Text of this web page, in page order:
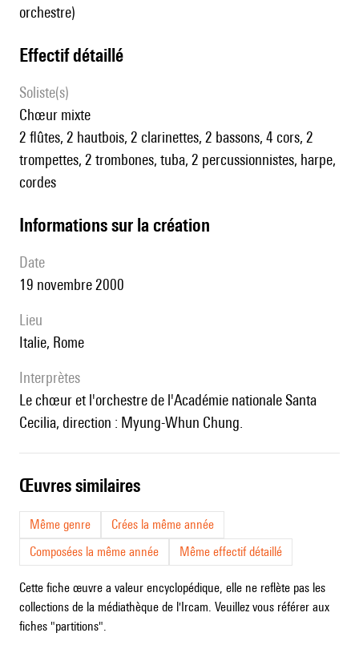
orchestre)
effectif détaillé
Soliste(s)
chœur mixte
2 flûtes, 2 hautbois, 2 clarinettes, 2 bassons, 4 cors, 2
trompettes, 2 trombones, tuba, 2 percussionnistes, harpe,
cordes
informations sur la création
date
19 novembre 2000
lieu
Italie, Rome
interprètes
le chœur et l'orchestre de l'Académie nationale Santa
Cecilia, direction : Myung-Whun Chung.
œuvres similaires
Même genre
Crées la même année
Composées la même année
Même effectif détaillé
Cette fiche œuvre a valeur encyclopédique, elle ne reflète pas les
collections de la médiathèque de l'Ircam. Veuillez vous référer aux
fiches "partitions".